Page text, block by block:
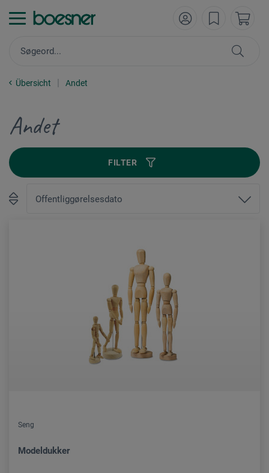
Übersicht Andet
Andet
FILTER
Seng
Modeldukker